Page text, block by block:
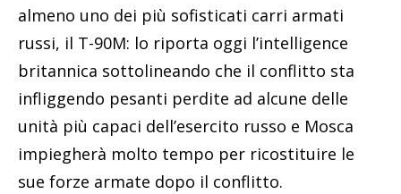
almeno uno dei più sofisticati carri armati
russi, il T-90M: lo riporta oggi l’intelligence
britannica sottolineando che il conflitto sta
infliggendo pesanti perdite ad alcune delle
unità più capaci dell’esercito russo e Mosca
impiegherà molto tempo per ricostituire le
sue forze armate dopo il conflitto.